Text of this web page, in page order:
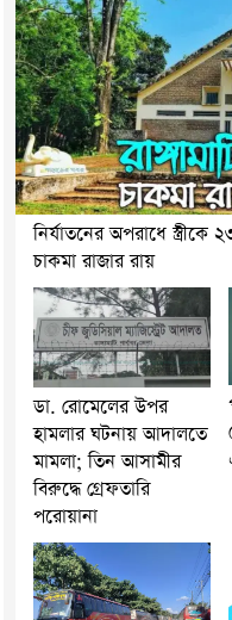
নির্যাতনের অপরাধে স্ত্রীকে
চাকমা রাজার রায়
ডা. রোমেলের উপর
হামলার ঘটনায় আদালতে
মামলা; তিন আসামীর
বিরুদ্ধে গ্রেফতারি
পরোয়ানা